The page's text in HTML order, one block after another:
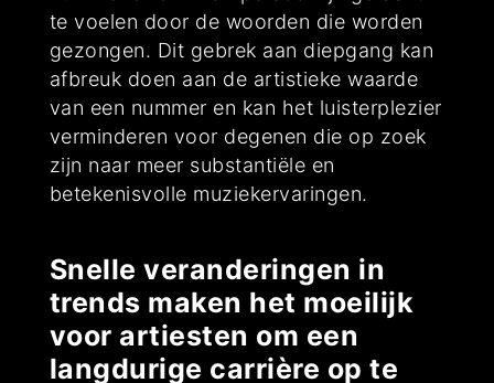
te voelen door de woorden die worden
gezongen. Dit gebrek aan diepgang kan
afbreuk doen aan de artistieke waarde
van een nummer en kan het luisterplezier
verminderen voor degenen die op zoek
zijn naar meer substantiële en
betekenisvolle muziekervaringen.
Snelle veranderingen in
trends maken het moeilijk
voor artiesten om een
langdurige carrière op te